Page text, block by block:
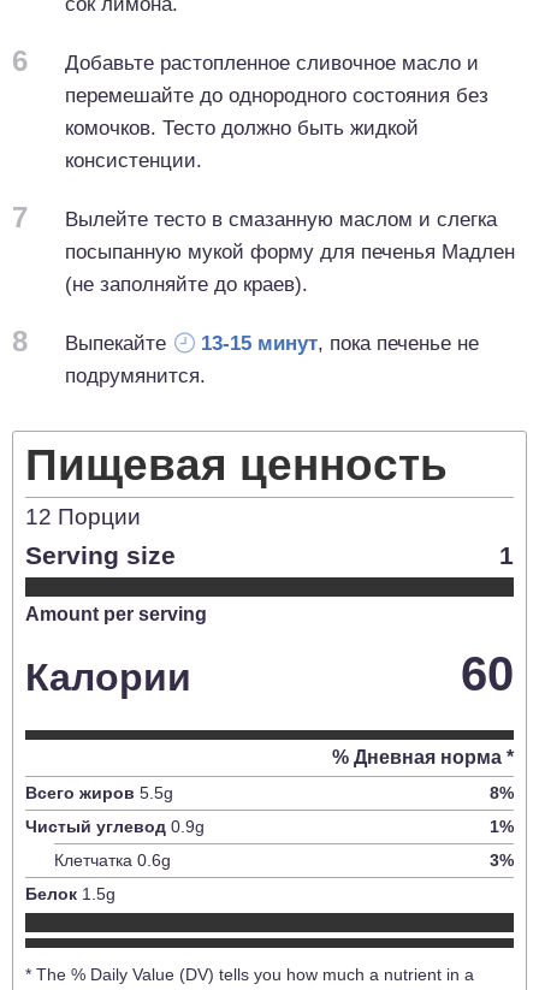
6
Добавьте растопленное сливочное масло и
перемешайте до однородного состояния без
комочков. Тесто должно быть жидкой
консистенции.
7
Вылейте тесто в смазанную маслом и слегка
посыпанную мукой форму для печенья Мадлен
(не заполняйте до краев).
8 Выпекайте 13-15 минут, пока печенье не
подрумянится.
Пищевая ценность
12 Порции
Serving size 1
Amount per serving
Калории 60
% Дневная норма *
Всего жиров 5.5g 8%
Чистый углевод 0.9g 1%
Клетчатка 0.6g 3%
Белок 1.5g
* The % Daily Value (DV) tells you how much a nutrient in a